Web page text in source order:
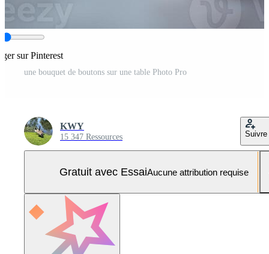
sur Pinterest
une bouquet de boutons sur une table Photo Pro
KWY
15 347 Ressources Suivre
Gratuit avec EssaiAucune attribution requise